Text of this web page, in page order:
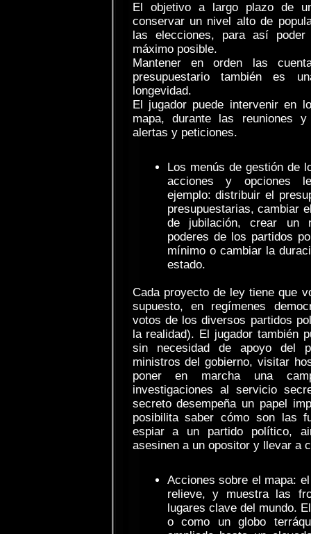
El objetivo a largo plazo de
conservar un nivel alto de
las elecciones, para así
máximo posible.
Mantener en orden las
presupuestario también es
longevidad.
El jugador puede intervenir en
mapa, durante las reuniones
alertas y peticiones.
Los menús de gestión de
acciones y opciones
ejemplo: distribuir el
presupuestarias, cambiar
de jubilación, crear un
poderes de los partidos
mínimo o cambiar la
estado.
Cada proyecto de ley tiene que
supuesto, en regímenes
votos de los diversos partidos
la realidad). El jugador también
sin necesidad de apoyo del
ministros del gobierno, visitar
poner en marcha una
investigaciones al servicio
secreto desempeña un papel
posibilita saber cómo son las
espiar a un partido político,
asesinen a un opositor y llevar a
Acciones sobre el mapa:
relieve, y muestra las
lugares clave del mundo.
o como un globo